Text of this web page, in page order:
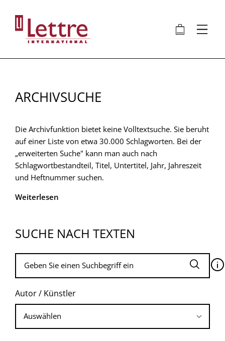
Inhalt
🛍 ⋮
ARCHIVSUCHE
Die Archivfunktion bietet keine Volltextsuche. Sie beruht
auf einer Liste von etwa 30.000 Schlagworten. Bei der
„erweiterten Suche" kann man auch nach
Schlagwortbestandteil, Titel, Untertitel, Jahr, Jahreszeit
und Heftnummer suchen.
Weiterlesen
SUCHE NACH TEXTEN
🛈
Autor / Künstler